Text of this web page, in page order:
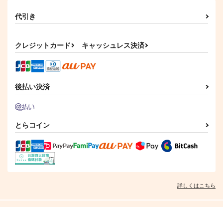
代引き
クレジットカード キャッシュレス決済
後払い決済
とらコイン
詳しくはこちら